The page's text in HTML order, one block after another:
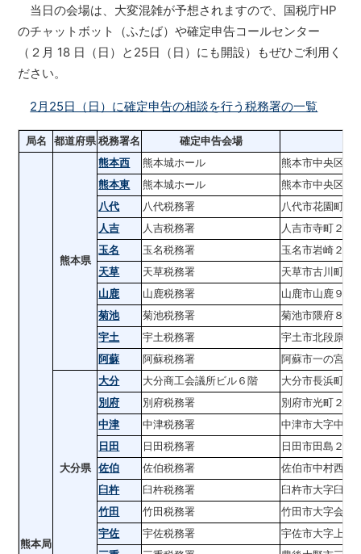
当日の会場は、大変混雑が予想されますので、国税庁HP
のチャットボット（ふたば）や確定申告コールセンター
（２月 18 日（日）と25日（日）にも開設）もぜひご利用く
ださい。
2月25日（日）に確定申告の相談を行う税務署の一覧
局名 都道府県 税務署名 確定申告会場
熊本局
熊本県
熊本西 熊本城ホール
熊本市中央区桜
熊本東
熊本城ホール
熊本市中央区桜
八代
八代税務署
八代市花園町１
人吉
人吉税務署
人吉市寺町２０
玉名
玉名税務署
玉名市岩崎２
天草
天草税務署
天草市古川町４
山鹿
山鹿税務署
山鹿市山鹿９
菊池
菊池税務署
菊池市隈府８７
宇土
宇土税務署
宇土市北段原
阿蘇
阿蘇税務署 阿蘇市一の宮町
大分県
大分 大分商工会議所ビル６階
大分市長浜町３
別府
別府税務署
別府市光町２２
中津
中津税務署
中津市大字中
日田
日田税務署
日田市田島２丁
佐伯
佐伯税務署
佐伯市中村西町
臼杵
臼杵税務署
臼杵市大字臼杵
竹田
竹田税務署
竹田市大字会々
宇佐
宇佐税務署
宇佐市大字上